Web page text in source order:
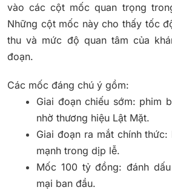
vào các cột mốc quan trọng
Những cột mốc này cho thấy tốc
thu và mức độ quan tâm của
đoạn.
Các mốc đáng chú ý gồm:
Giai đoạn chiếu sớm: phim
nhờ thương hiệu Lật Mặt.
Giai đoạn ra mắt chính
mạnh trong dịp lễ.
Mốc 100 tỷ đồng: đánh
mại ban đầu.